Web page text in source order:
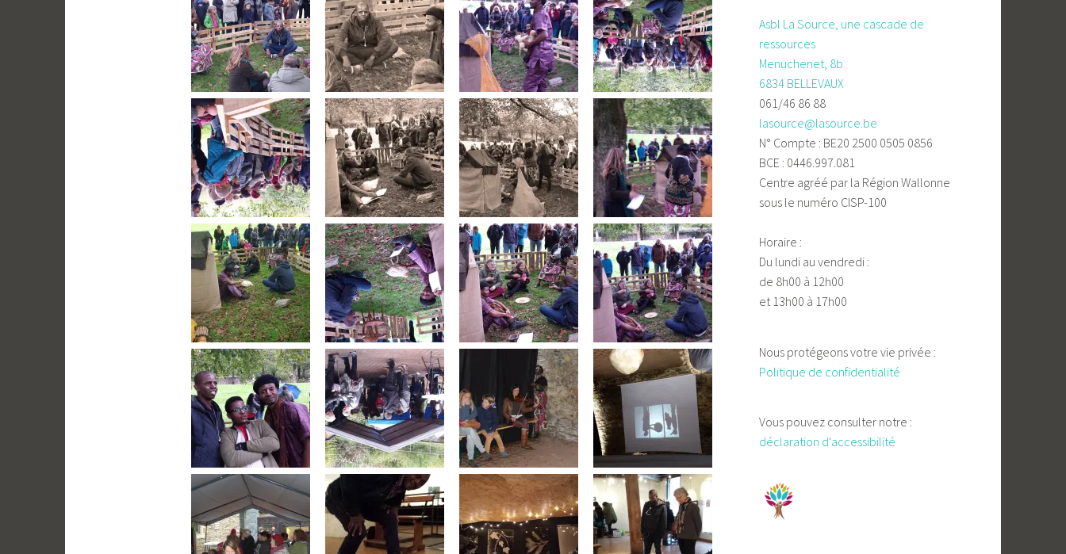
Asbl La Source, une cascade de
ressources
Menuchenet, 8b
6834 BELLEVAUX
061/46 86 88
lasource@lasource.be
N° Compte : BE20 2500 0505 0856
BCE : 0446.997.081
Centre agréé par la Région Wallonne
sous le numéro CISP-100
Horaire :
Du lundi au vendredi :
de 8h00 à 12h00
et 13h00 à 17h00
Nous protégeons votre vie privée :
Politique de confidentialité
Vous pouvez consulter notre :
déclaration d'accessibilité